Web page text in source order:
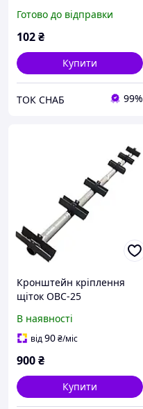
Готово до відправки
102₴
Купити
ТОК СНАБ 99%
Кронштейн кріплення
щіток ОВС-25
В наявності
від90₴/міс
900₴
Купити